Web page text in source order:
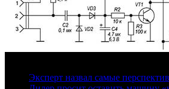
Эксперт назвал самые